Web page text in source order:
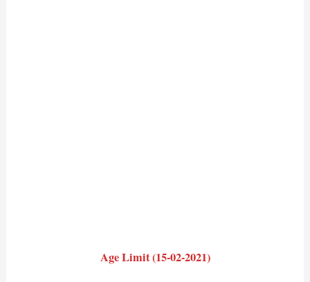
Age Limit (15-02-2021)